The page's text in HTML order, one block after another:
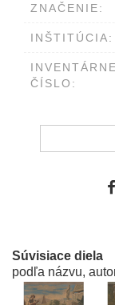
ZNAČENIE:
INŠTITÚCIA:
INVENTÁRNE
ČÍSLO:
Súvisiace diela
podľa názvu,